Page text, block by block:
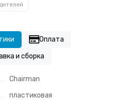
Оплата
и сборка
Chairman
пластиковая